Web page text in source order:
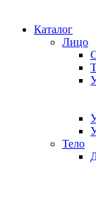
Каталог
Лицо
Тело